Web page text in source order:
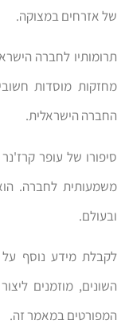
של אזרחים במצוקה.
תרומותיו לחברה
מחזקות מוסדות
החברה הישראלית.
סיפורו של עופר
משמעותית לחברה.
ובעולם.
לקבלת מידע נוסף על
השונים, מוזמנים
המפורטים במאמר זה.